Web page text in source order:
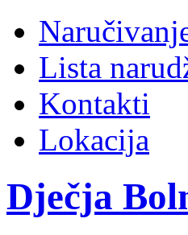
Lista
Kontakti
Lokacija
Dječja